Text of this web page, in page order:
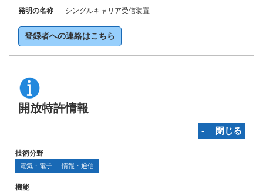
発明の名称
シングルキャリア受信装置
登録者への連絡はこちら
開放特許情報
‐ 閉じる
技術分野
電気・電子 情報・通信
機能